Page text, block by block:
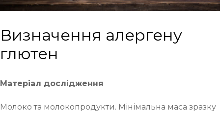
Визначення алергену
глютен
Матеріал дослідження
Молоко та молокопродукти. Мінімальна маса зразку